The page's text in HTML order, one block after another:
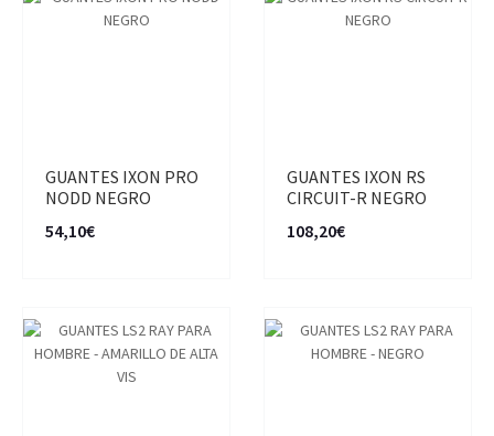
GUANTES IXON PRO
NODD NEGRO
54,10€
GUANTES IXON RS
CIRCUIT-R NEGRO
108,20€